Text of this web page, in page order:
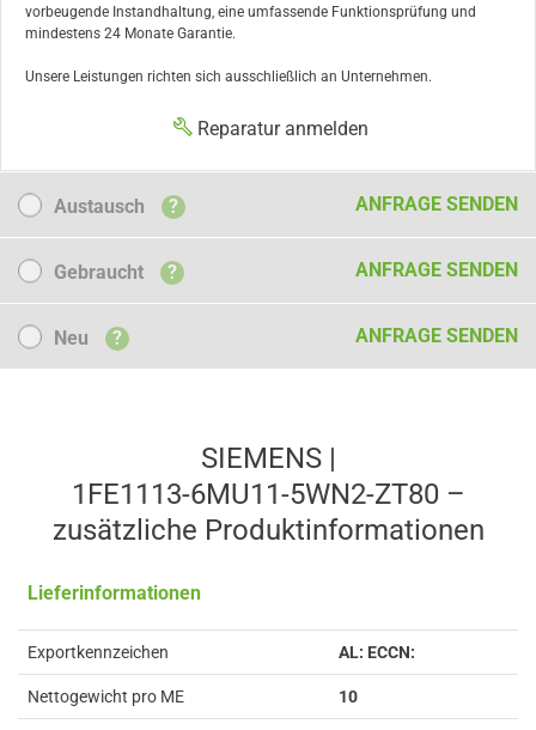
vorbeugende Instandhaltung, eine umfassende Funktionsprüfung und
mindestens 24 Monate Garantie.
Unsere Leistungen richten sich ausschließlich an Unternehmen.
Reparatur anmelden
Austausch
Austausch ? ANFRAGE SENDEN
Gebraucht
Gebraucht ? ANFRAGE SENDEN
NeuNeu ? ANFRAGE SENDEN
SIEMENS |
1FE1113-6MU11-5WN2-ZT80 –
zusätzliche Produkt­informationen
Lieferinformationen
Exportkennzeichen AL: ECCN:
Nettogewicht pro ME 10